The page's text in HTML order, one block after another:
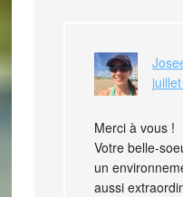
Merci à vous !
Votre belle-
un
aussi